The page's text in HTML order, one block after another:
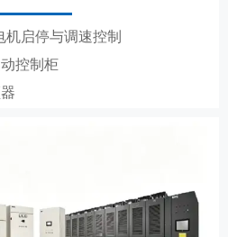
机启停与调速控制
控制柜
MCS
速、节能与保护